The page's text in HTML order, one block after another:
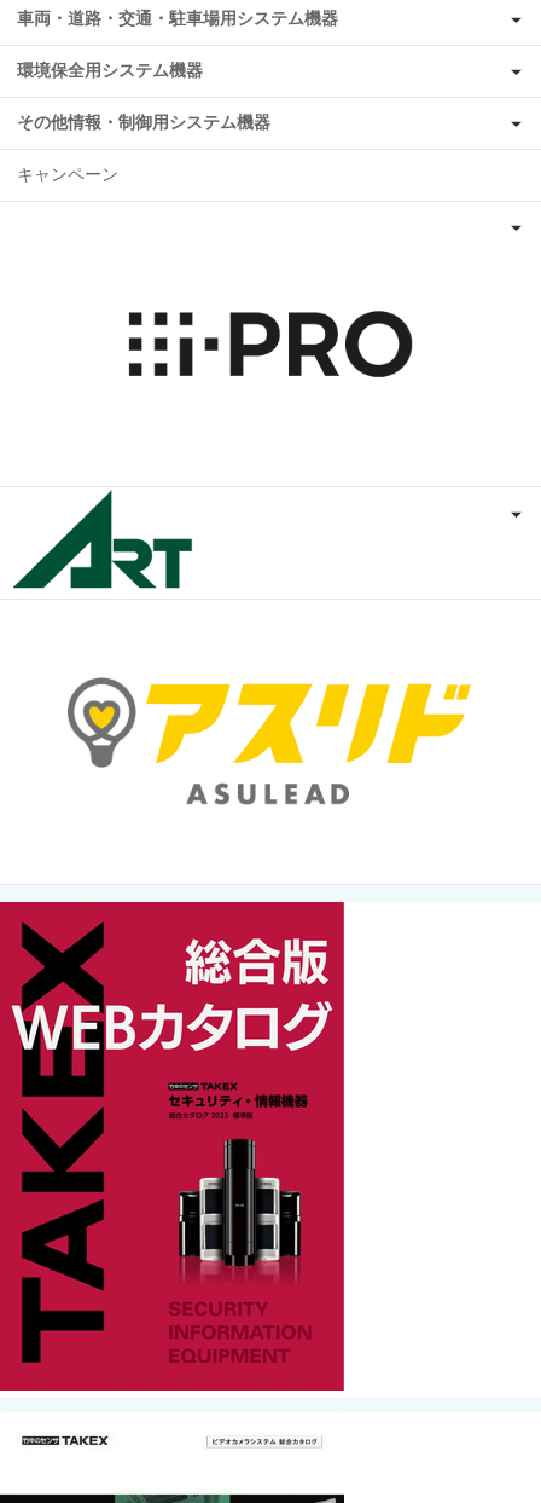
車両・道路・交通・駐車場用システム機器
環境保全用システム機器
その他情報・制御用システム機器
キャンペーン